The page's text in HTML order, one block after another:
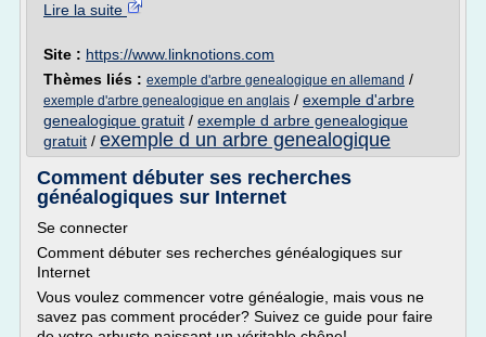
Lire la suite
Site : https://www.linknotions.com
Thèmes liés : exemple d'arbre genealogique en allemand /
exemple d'arbre genealogique en anglais / exemple d'arbre
genealogique gratuit / exemple d arbre genealogique
gratuit / exemple d un arbre genealogique
Comment débuter ses recherches
généalogiques sur Internet
Se connecter
Comment débuter ses recherches généalogiques sur
Internet
Vous voulez commencer votre généalogie, mais vous ne
savez pas comment procéder? Suivez ce guide pour faire